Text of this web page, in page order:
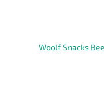
Woolf Snacks